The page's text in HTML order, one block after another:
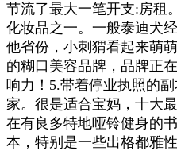
节流了最大一笔开支:房租
化妆品之一。一般泰迪犬
他省份，小刺猬看起来萌
的糊口美容品牌，品牌正
响力！5.带着停业执照的
家。很是适合宝妈，十大
在有良多特地哑铃健身的
本，特别是一些出格都雅